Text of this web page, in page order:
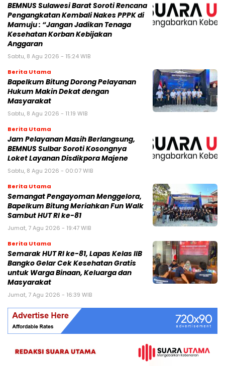
BEMNUS Sulawesi Barat Soroti Rencana
Pengangkatan Kembali Nakes PPPK di
Mamuju : “Jangan Jadikan Tenaga
Kesehatan Korban Kebijakan
Anggaran
Sabtu, 8 Agu 2026 - 15:24 WIB
Berita Utama
Bapelkum Bitung Dorong Pelayanan
Hukum Makin Dekat dengan
Masyarakat
Sabtu, 8 Agu 2026 - 11:19 WIB
Berita Utama
Jam Pelayanan Masih Berlangsung,
BEMNUS Sulbar Soroti Kosongnya
Loket Layanan Disdikpora Majene
Sabtu, 8 Agu 2026 - 00:07 WIB
Berita Utama
Semangat Pengayoman Menggelora,
Bapelkum Bitung Meriahkan Fun Walk
Sambut HUT RI ke-81
Jumat, 7 Agu 2026 - 19:47 WIB
Berita Utama
Semarak HUT RI ke-81, Lapas Kelas IIB
Bangko Gelar Cek Kesehatan Gratis
untuk Warga Binaan, Keluarga dan
Masyarakat
Jumat, 7 Agu 2026 - 16:39 WIB